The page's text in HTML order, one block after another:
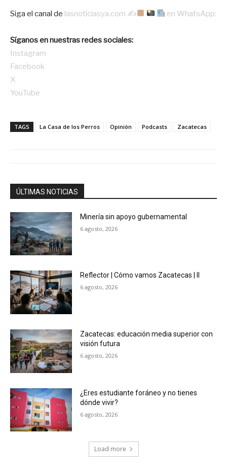
‎Siga el canal de lasnoticiasya.com ✍ en WhatsApp:
Síganos en nuestras redes sociales:
Instagram
Facebook
X
YouTube
TAGS La Casa de los Perros Opinión Podcasts Zacatecas
ÚLTIMAS NOTICIAS
Minería sin apoyo gubernamental
6 agosto, 2026
Reflector | Cómo vamos Zacatecas | II
6 agosto, 2026
Zacatecas: educación media superior con
visión futura
6 agosto, 2026
¿Eres estudiante foráneo y no tienes
dónde vivir?
6 agosto, 2026
Load more